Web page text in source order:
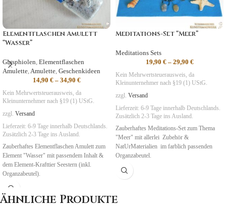
Elementflaschen Amulett
“Wasser”
Glasphiolen Elementflaschen
Amulette Amulette Geschenkideen
14,90 €– 34,90 €
Kein Mehrwertsteuerausweis, da
Kleinunternehmer nach §19 (1) UStG.
zzgl. Versand
Lieferzeit: 6-9 Tage innerhalb Deutschlands.
Zusätzlich 2-3 Tage ins Ausland.
Zauberhaftes Elementflaschen Amulett zum
Element "Wasser" mit passendem Inhalt &
dem Element-Krafttier Seestern (inkl.
Organzabeutel).
Meditations-Set “Meer”
Meditations Sets
19,90 €– 29,90 €
Kein Mehrwertsteuerausweis, da
Kleinunternehmer nach §19 (1) UStG.
zzgl. Versand
Lieferzeit: 6-9 Tage innerhalb Deutschlands.
Zusätzlich 2-3 Tage ins Ausland.
Zauberhaftes Meditations-Set zum Thema
"Meer" mit allerlei Zubehör &
NatUrMaterialien im farblich passenden
Organzabeutel.
Ähnliche Produkte